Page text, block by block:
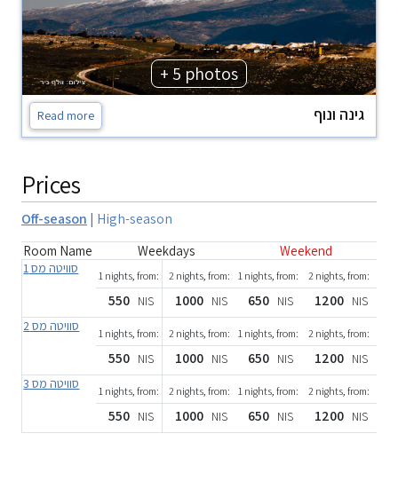
+ 5 photos
גינה ונוף Read more
Prices
Off-season | High-season
Room Name Weekdays Weekend
סוויטה מס 1 1 nights, from:
550 NIS
2 nights, from:
1000 NIS
1 nights, from:
650 NIS
2 nights, from:
1200 NIS
סוויטה מס 2 1 nights, from:
550 NIS
2 nights, from:
1000 NIS
1 nights, from:
650 NIS
2 nights, from:
1200 NIS
סוויטה מס 3 1 nights, from:
550 NIS
2 nights, from:
1000 NIS
1 nights, from:
650 NIS
2 nights, from:
1200 NIS